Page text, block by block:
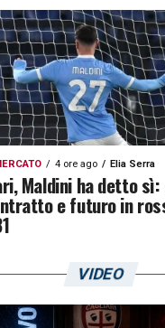
4 ore ago Elia Serra
Maldini ha detto
e futuro in
VIDEO